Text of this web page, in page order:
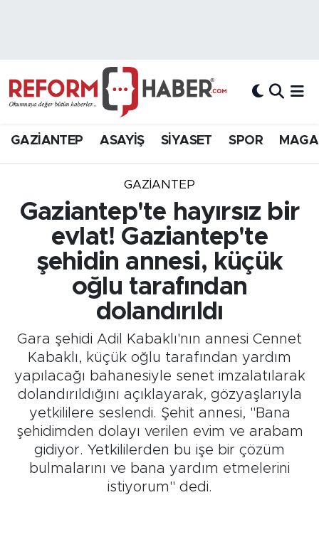
GAZİANTEP ASAYİŞ SİYASET SPOR
GAZIANTEP
Gaziantep'te hayırsız bir
evlat! Gaziantep'te
şehidin annesi, küçük
oğlu tarafından
dolandırıldı
Gara şehidi Adil Kabaklı'nın annesi Cennet
Kabaklı, küçük oğlu tarafından yardım
yapılacağı bahanesiyle senet imzalatılarak
dolandırıldığını açıklayarak, gözyaşlarıyla
yetkililere seslendi. Şehit annesi, "Bana
şehidimden dolayı verilen evim ve arabam
gidiyor. Yetkililerden bu işe bir çözüm
bulmalarını ve bana yardım etmelerini
istiyorum" dedi.
Hava Durumu
Süper Lig Puan Durumu ve Fikstür
Tüm Manşetler
Son Dakika Haberleri
Haber Arşivi